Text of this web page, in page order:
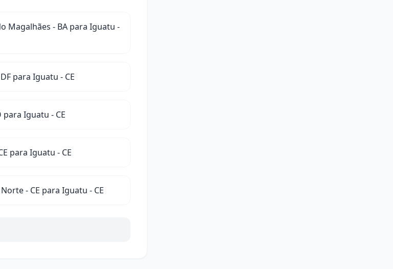
Magalhães - BA para Iguatu -
para Iguatu - CE
para Iguatu - CE
para Iguatu - CE
- CE para Iguatu - CE